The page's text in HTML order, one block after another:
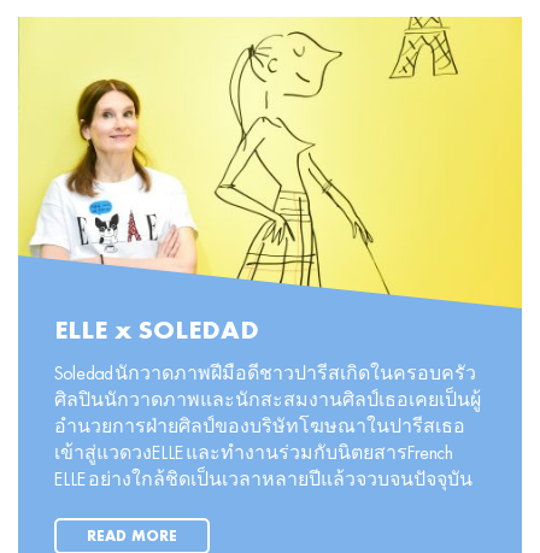
ELLE x SOLEDAD
Soledad นักวาดภาพฝีมือดีชาวปารีสเกิดในครอบครัว
ศิลปินนักวาดภาพและนักสะสมงานศิลป์เธอเคยเป็นผู้
อำนวยการฝ่ายศิลป์ของบริษัทโฆษณาในปารีสเธอ
เข้าสู่แวดวงELLE และทำงานร่วมกับนิตยสารFrench
ELLE อย่างใกล้ชิดเป็นเวลาหลายปีแล้วจวบจนปัจจุบัน
READ MORE